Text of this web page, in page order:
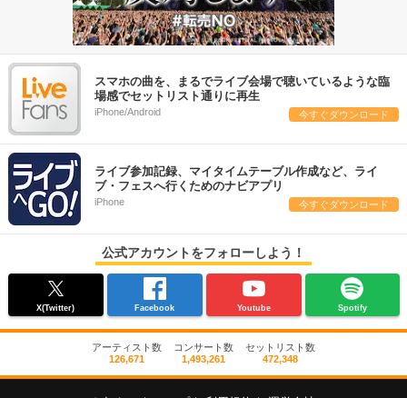
スマホの曲を、まるでライブ会場で聴いているような臨
場感でセットリスト通りに再生
iPhone/Android 今すぐダウンロード
ライブ参加記録、マイタイムテーブル作成など、ライ
ブ・フェスへ行くためのナビアプリ
iPhone 今すぐダウンロード
公式アカウントをフォローしよう！
X(Twitter) Facebook Youtube Spotify
アーティスト数
126,671
コンサート数
1,493,261
セットリスト数
472,348